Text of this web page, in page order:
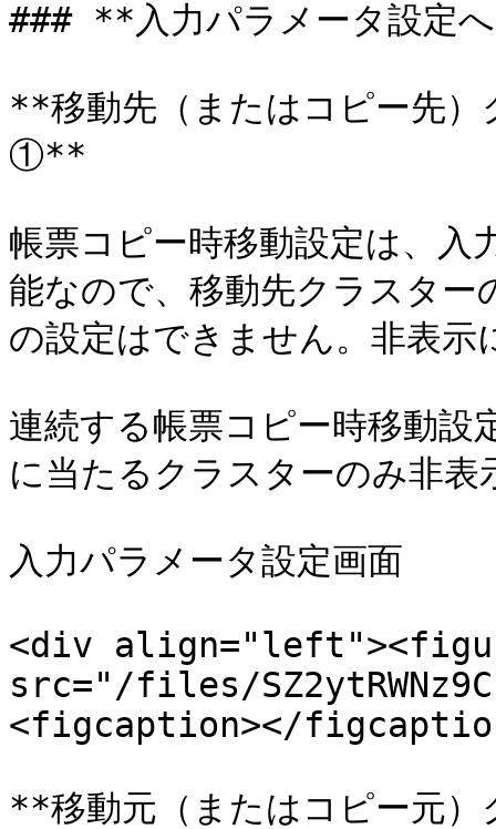
### **入力パラメータ設定
**移動先（またはコピー先）
①**
帳票コピー時移動設定は、入
能なので、移動先クラスタ
の設定はできません。非表示
連続する帳票コピー時移動設
に当たるクラスターのみ非
入力パラメータ設定画面
<div
src="/files/
<figcaption></
**移動元（またはコピー元）